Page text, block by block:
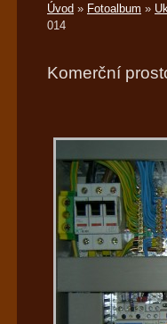
Úvod » Fotoalbum »
014
Komerční